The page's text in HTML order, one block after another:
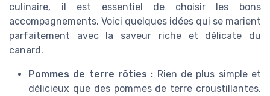
culinaire, il est essentiel de choisir les bons
accompagnements. Voici quelques idées qui se marient
parfaitement avec la saveur riche et délicate du
canard.
Pommes de terre rôties : Rien de plus simple et
délicieux que des pommes de terre croustillantes.